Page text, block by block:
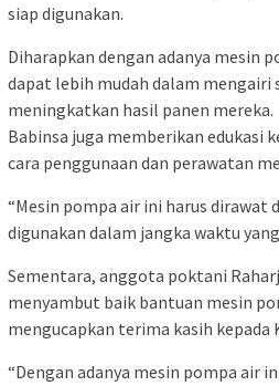
siap digunakan.
Diharapkan dengan adanya mesin
dapat lebih mudah dalam mengairi
meningkatkan hasil panen mereka.
Babinsa juga memberikan edukasi
cara penggunaan dan perawatan
“Mesin pompa air ini harus dirawat
digunakan dalam jangka waktu
Sementara, anggota poktani
menyambut baik bantuan mesin
mengucapkan terima kasih kepada
“Dengan adanya mesin pompa air